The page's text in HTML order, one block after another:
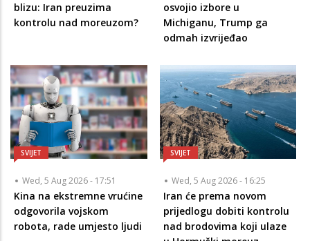
blizu: Iran preuzima
kontrolu nad moreuzom?
osvojio izbore u
Michiganu, Trump ga
odmah izvrijeđao
SVIJET
Wed, 5 Aug 2026 - 17:51
Kina na ekstremne vrućine
odgovorila vojskom
robota, rade umjesto ljudi
SVIJET
Wed, 5 Aug 2026 - 16:25
Iran će prema novom
prijedlogu dobiti kontrolu
nad brodovima koji ulaze